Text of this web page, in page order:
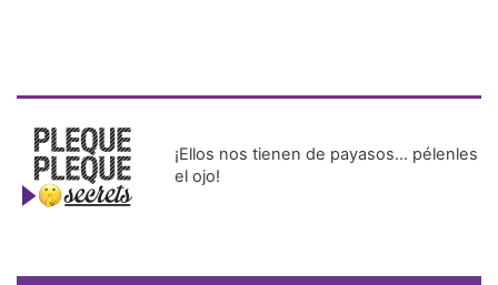
¡Ellos nos tienen de payasos… pélenles
el ojo!